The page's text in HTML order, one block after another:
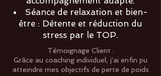
Séance de relaxation et bien-
être : Détente et réduction du
stress par le TOP.
Témoignage Client :
Grâce au coaching individuel, j'ai enfin pu
atteindre mes objectifs de perte de poids